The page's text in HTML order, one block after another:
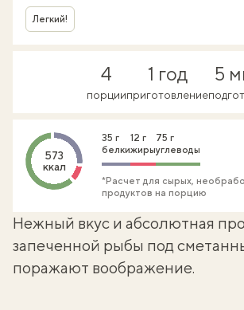
Легкий!
4
порции
1 год
приготовление
5
573
ккал
35 г
белки
12 г
жиры
75 г
углеводы
*Расчет для сырых,
продуктов на порцию
Нежный вкус и абсолютная
запеченной рыбы под
поражают воображение.